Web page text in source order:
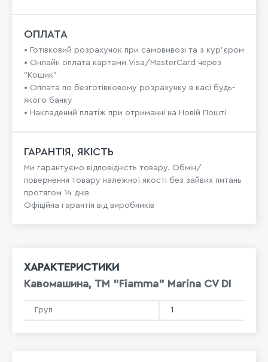
ОПЛАТА
• Готівковий розрахунок при самовивозі та з кур’єром
• Онлайн оплата картами Visa/MasterCard через
"Кошик"
• Оплата по безготівковому розрахунку в касі будь-
якого банку
• Накладений платіж при отриманні на Новій Пошті
ГАРАНТІЯ, ЯКІСТЬ
Ми гарантуємо відповідність товару. Обмін/
повернення товару належної якості без зайвих питань
протягом 14 днів
Офіційна гарантія від виробників
ХАРАКТЕРИСТИКИ
Кавомашина, TM "Fiamma" Marina CV DI
Груп 1